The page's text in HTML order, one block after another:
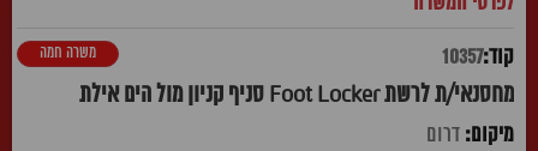
10357
מחסנאי/ת לרשת Foot Locker סניף קניון מול הים אילת
משרה חמה
דרום